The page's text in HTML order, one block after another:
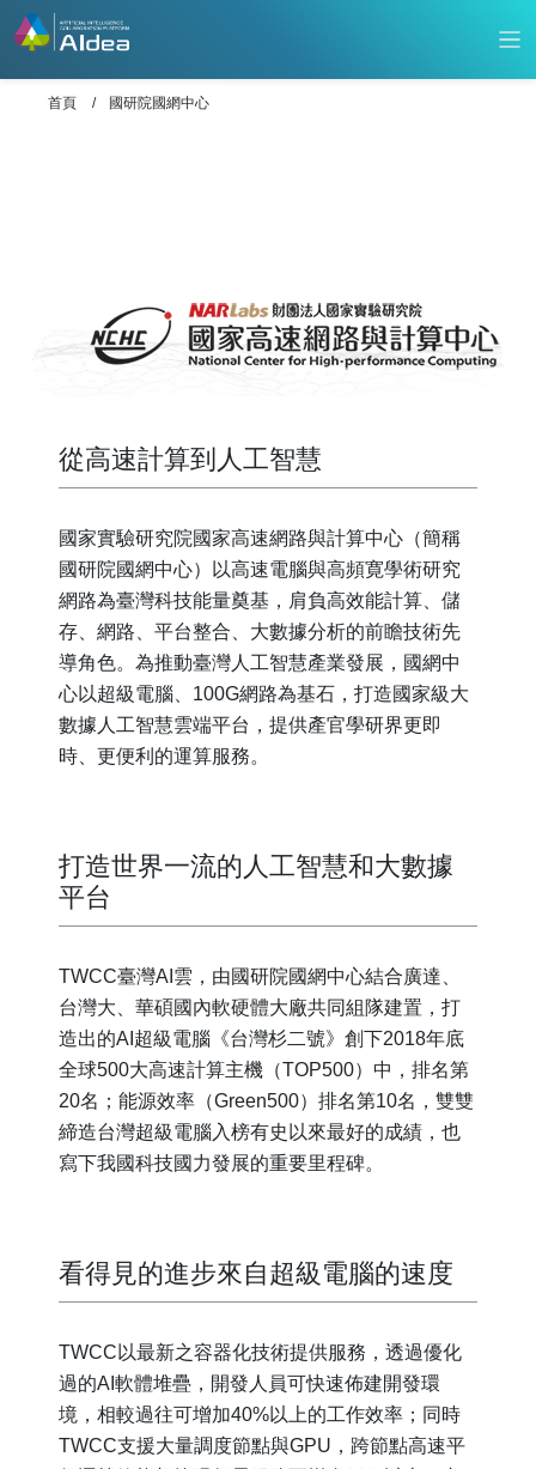
首頁 國研院國網中心
從高速計算到人工智慧
國家實驗研究院國家高速網路與計算中心（簡稱
國研院國網中心）以高速電腦與高頻寛學術研究
網路為臺灣科技能量奠基，肩負高效能計算、儲
存、網路、平台整合、大數據分析的前瞻技術先
導角色。為推動臺灣人工智慧產業發展，國網中
心以超級電腦、100G網路為基石，打造國家級大
數據人工智慧雲端平台，提供產官學研界更即
時、更便利的運算服務。
打造世界一流的人工智慧和大數據
平台
TWCC臺灣AI雲，由國研院國網中心結合廣達、
台灣大、華碩國內軟硬體大廠共同組隊建置，打
造出的AI超級電腦《台灣杉二號》創下2018年底
全球500大高速計算主機（TOP500）中，排名第
20名；能源效率（Green500）排名第10名，雙雙
締造台灣超級電腦入榜有史以來最好的成績，也
寫下我國科技國力發展的重要里程碑。
看得見的進步來自超級電腦的速度
TWCC以最新之容器化技術提供服務，透過優化
過的AI軟體堆疊，開發人員可快速佈建開發環
境，相較過往可增加40%以上的工作效率；同時
TWCC支援大量調度節點與GPU，跨節點高速平